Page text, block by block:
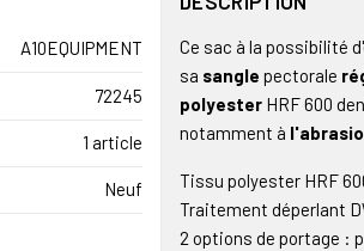
A10EQUIPMENT
72245
1 article
Neuf
Ce sac à la possibilité
sa sangle pectorale
polyester HRF 600
notamment à
Tissu polyester HRF
Traitement déperlant
2 options de portage :